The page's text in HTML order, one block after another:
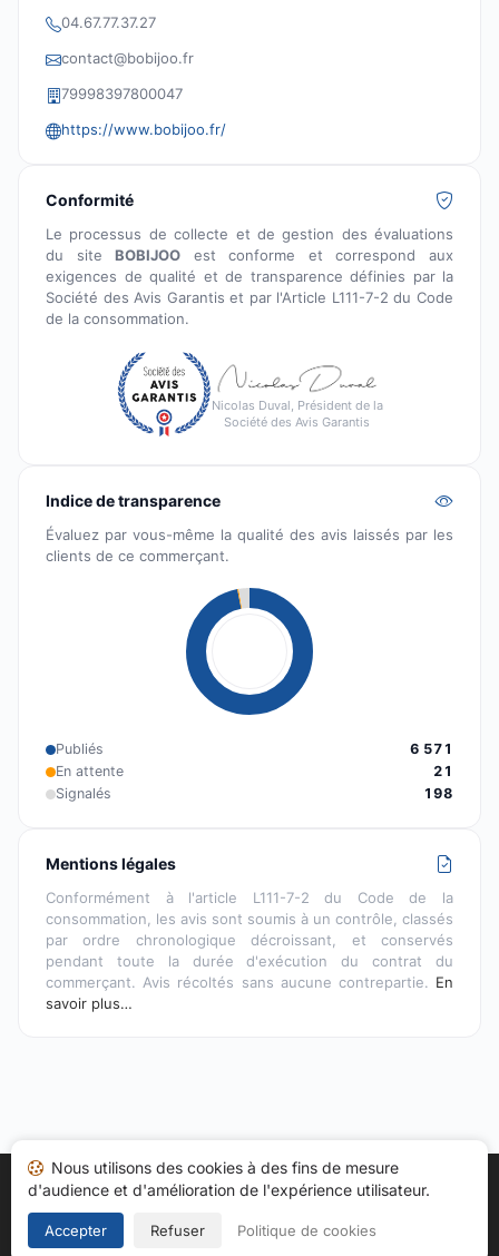
04.67.77.37.27
contact@bobijoo.fr
79998397800047
https://www.bobijoo.fr/
Conformité
Le processus de collecte et de gestion des évaluations
du siteBOBIJOO est conforme et correspond aux
exigences de qualité et de transparence définies par la
Société des Avis Garantis et par l'Article L111-7-2 du Code
de la consommation.
Nicolas Duval, Président de la
Société des Avis Garantis
Indice de transparence
Évaluez par vous-même la qualité des avis laissés par les
clients de ce commerçant.
Publiés
6 571
En attente
21
Signalés
198
Mentions légales
Conformément à l'article L111-7-2 du Code de la
consommation, les avis sont soumis à un contrôle, classés
par ordre chronologique décroissant, et conservés
pendant toute la durée d'exécution du contrat du
commerçant. Avis récoltés sans aucune contrepartie. En
savoir plus…
Accueil Mes avis Catégories CGU
Cookies
Politique de confidentialité
Copyright © 2026
Nous utilisons des cookies à des fins de mesure
d'audience et d'amélioration de l'expérience utilisateur.
Accepter Refuser Politique de cookies